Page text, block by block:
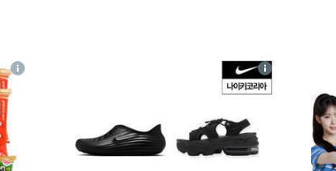
상 상
세